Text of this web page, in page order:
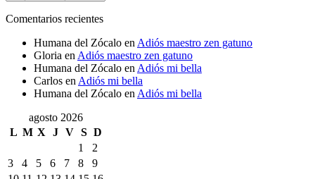
Comentarios recientes
Humana del Zócalo en Adiós maestro zen gatuno
Gloria en Adiós maestro zen gatuno
Humana del Zócalo en Adiós mi bella
Carlos en Adiós mi bella
Humana del Zócalo en Adiós mi bella
agosto 2026
L M X J V S D
1
2
3
4 5 6 7 8
9